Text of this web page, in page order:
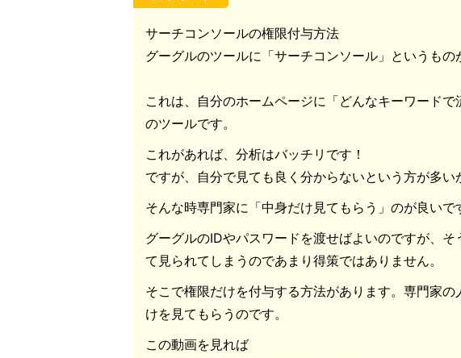
サーチコンソールの権限付与方法
グーグルのツールに「サーチコンソール」というもの
これは、自分のホームページに「どんなキーワード
のツールです。
これがあれば、分析はバッチリです！
ですが、自分で見ても良く分からないという方が多い
そんな時専門家に「中身だけ見てもらう」のが良いで
グーグルのIDやパスワードを渡せばよいのですが、
て見られてしまうのであまり得策ではありません。
そこで権限だけを付与する方法があります。専門家
けを見てもらうのです。
この動画を見れば